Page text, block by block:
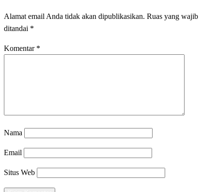
Alamat email Anda tidak akan dipublikasikan. Ruas yang wajib
ditandai *
Komentar *
Nama
Email
Situs Web